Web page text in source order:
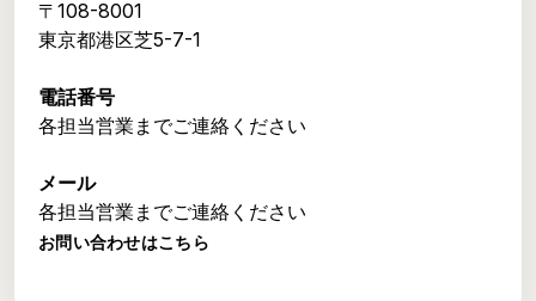
〒108-8001
東京都港区芝5-7-1
電話番号
各担当営業までご連絡ください
メール
各担当営業までご連絡ください
お問い合わせはこちら